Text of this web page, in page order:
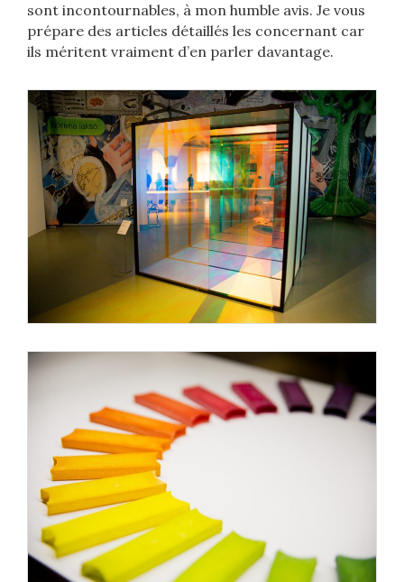
sont incontournables, à mon humble avis. Je vous
prépare des articles détaillés les concernant car
ils méritent vraiment d’en parler davantage.